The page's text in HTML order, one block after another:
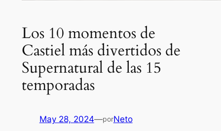
Los 10 momentos de
Castiel más divertidos de
Supernatural de las 15
temporadas
May 28, 2024—porNeto